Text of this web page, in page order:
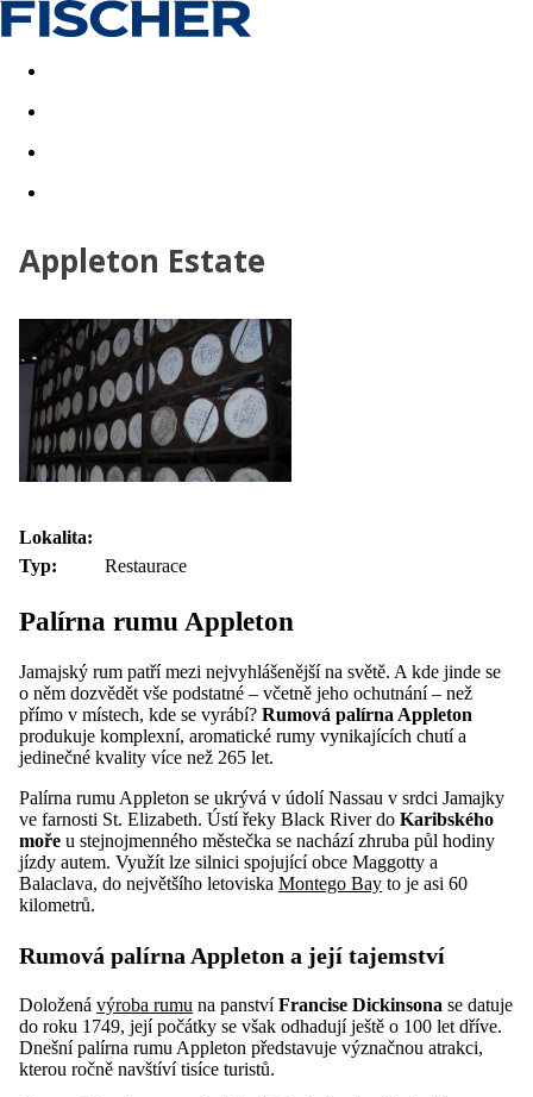
Akční nabídky Last minute
Appleton Estate
Lokalita:
Typ:
Restaurace
Palírna rumu Appleton
Jamajský rum patří mezi nejvyhlášenější na světě. A kde jinde se
o něm dozvědět vše podstatné – včetně jeho ochutnání – než
přímo v místech, kde se vyrábí? Rumová palírna Appleton
produkuje komplexní, aromatické rumy vynikajících chutí a
jedinečné kvality více než 265 let.
Palírna rumu Appleton se ukrývá v údolí Nassau v srdci Jamajky
ve farnosti St. Elizabeth. Ústí řeky Black River do Karibského
moře u stejnojmenného městečka se nachází zhruba půl hodiny
jízdy autem. Využít lze silnici spojující obce Maggotty a
Balaclava, do největšího letoviska Montego Bay to je asi 60
kilometrů.
Rumová palírna Appleton a její tajemství
Doložená výroba rumu na panstvíFrancise Dickinsona se datuje
do roku 1749, její počátky se však odhadují ještě o 100 let dříve.
Dnešní palírna rumu Appleton představuje význačnou atrakci,
kterou ročně navštíví tisíce turistů.